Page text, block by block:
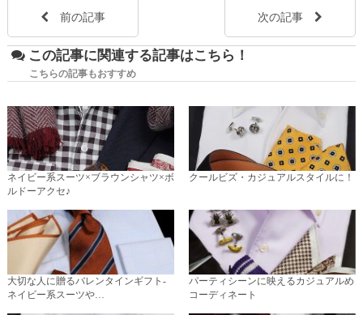
前の記事 次の記事
この記事に関連する記事はこちら！
こちらの記事もおすすめ
ネイビー系スーツ×ブラウンシャツ×ボ
ルドーアクセ♪
クールビズ・カジュアルスタイルに！
大切な人に贈るバレンタインギフト-
ネイビー系スーツや…
パーティシーンに映えるカジュアルめ
コーディネート